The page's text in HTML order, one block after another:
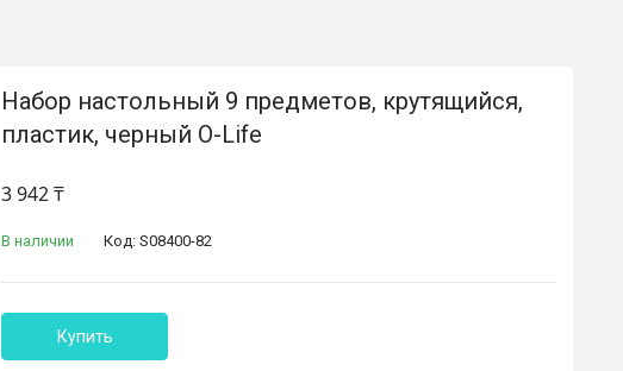
Набор настольный 9 предметов, крутящийся,
пластик, черный O-Life
3 942 ₸
В наличии Код: S08400-82
Купить